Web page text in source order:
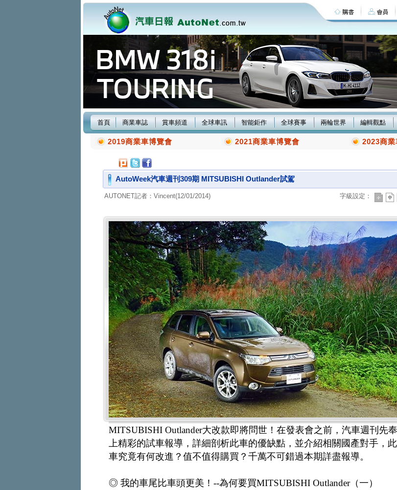
首頁 商業車誌 賞車頻道 全球車訊 智能鉅作 全球賽事 兩輪世界 編輯觀點
2019商業車博覽會 2021商業車博覽會 2023商
AutoWeek汽車週刊309期 MITSUBISHI Outlander試駕
AUTONET記者：Vincent(12/01/2014) 字級設定：
MITSUBISHI Outlander大改款即將問世！在發表會之前，汽車週刊先奉
上精彩的試車報導，詳細剖析此車的優缺點，並介紹相關國產對手，此
車究竟有何改進？值不值得購買？千萬不可錯過本期詳盡報導。
◎ 我的車尾比車頭更美！--為何要買MITSUBISHI Outlander（一）